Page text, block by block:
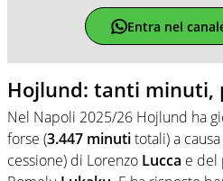
Entra nel
Hojlund: tanti minuti,
Nel Napoli 2025/26 Hojlund ha
forse (3.447 minutitotali) a
cessione) di Lorenzo Lucca e del